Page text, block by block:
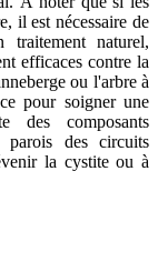
il est nécessaire de
naturel,
efficaces contre la
ou l'arbre à
pour soigner une
des composants
parois des circuits
la cystite ou à